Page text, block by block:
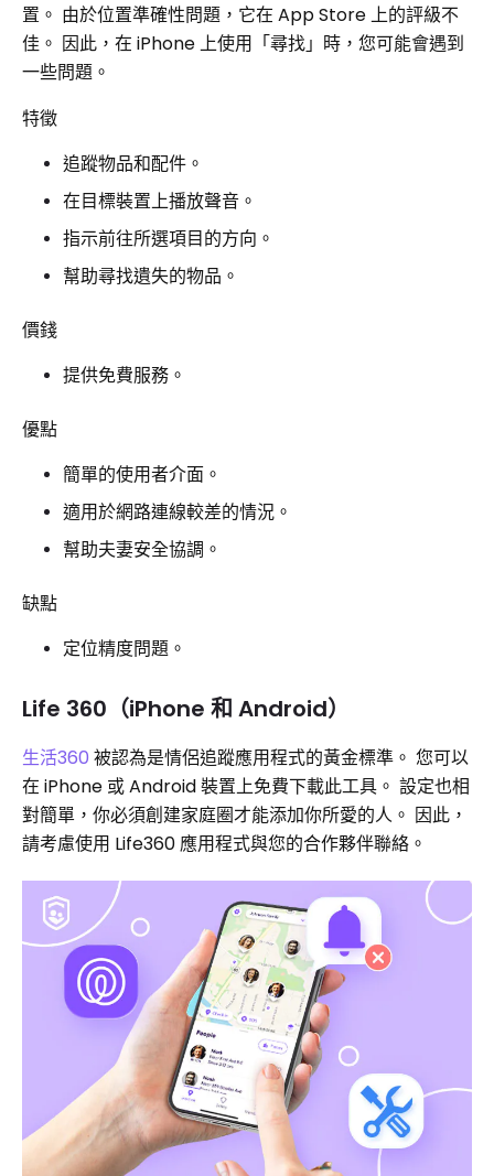
置。 由於位置準確性問題，它在 App Store 上的評級不
佳。 因此，在 iPhone 上使用「尋找」時，您可能會遇到
一些問題。
特徵
追蹤物品和配件。
在目標裝置上播放聲音。
指示前往所選項目的方向。
幫助尋找遺失的物品。
價錢
提供免費服務。
優點
簡單的使用者介面。
適用於網路連線較差的情況。
幫助夫妻安全協調。
缺點
定位精度問題。
Life 360​​（iPhone 和 Android）
生活360 被認為是情侶追蹤應用程式的黃金標準。 您可以
在 iPhone 或 Android 裝置上免費下載此工具。 設定也相
對簡單，你必須創建家庭圈才能添加你所愛的人。 因此，
請考慮使用 Life360 應用程式與您的合作夥伴聯絡。